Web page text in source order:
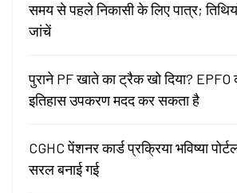
समय से पहले निकासी के लिए पात्र;
जांचें
पुराने PF खाते का ट्रैक खो दिया? EPFO
इतिहास उपकरण मदद कर सकता है
CGHC पेंशनर कार्ड प्रक्रिया भविष्या
सरल बनाई गई